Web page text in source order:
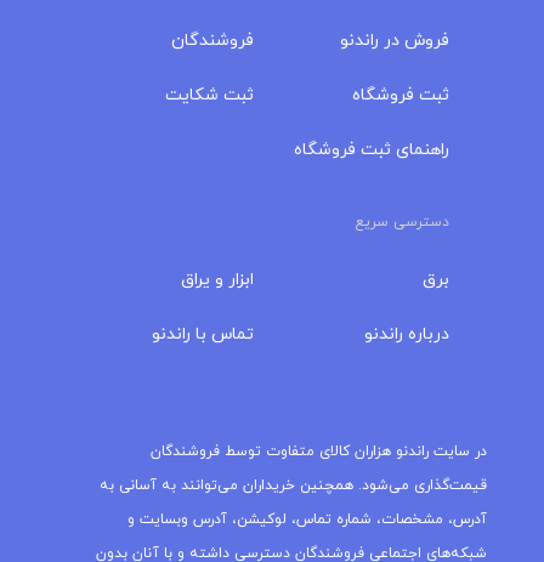
فروش در راندنو
ثبت فروشگاه
راهنمای ثبت فروشگاه
فروشندگان
ثبت شکایت
دسترسی سریع
برق
درباره‌ راندنو
ابزار و یراق
تماس با راندنو
در سایت راندنو هزاران کالای متفاوت توسط فروشندگان
قیمت‌گذاری می‌شود. همچنین خریداران می‌توانند به آسانی به
آدرس، مشخصات، شماره تماس، لوکیشن، آدرس وبسایت و
شبکه‌های اجتماعی فروشندگان دسترسی داشته و با آنان بدون